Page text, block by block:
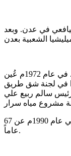
اليافعي في عدن. وبعد
خلال السبعينات تحول إلى العمل التنموي. في عام 1972م عُين
في لجنة شق طريق
سالم ربيع علي
توفي الشيخ ثابت عاطف عبدالله المخيري في عام 1990م عن 67
عاماً.